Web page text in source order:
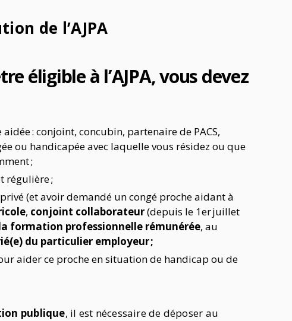
de l’AJPA
éligible à l’AJPA, vous devez
: conjoint, concubin, partenaire de PACS,
ou handicapée avec laquelle vous résidez ou que
;
régulière ;
(et avoir demandé un congé proche aidant à
, conjoint collaborateur(depuis le 1erjuillet
formation professionnelle rémunérée, au
du particulier employeur ;
aider ce proche en situation de handicap ou de
publique, il est nécessaire de déposer au